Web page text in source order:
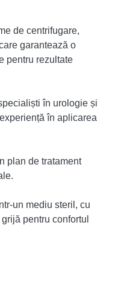
de centrifugare,
garantează o
pentru rezultate
în urologie și
în aplicarea
plan de tratament
un mediu steril, cu
pentru confortul